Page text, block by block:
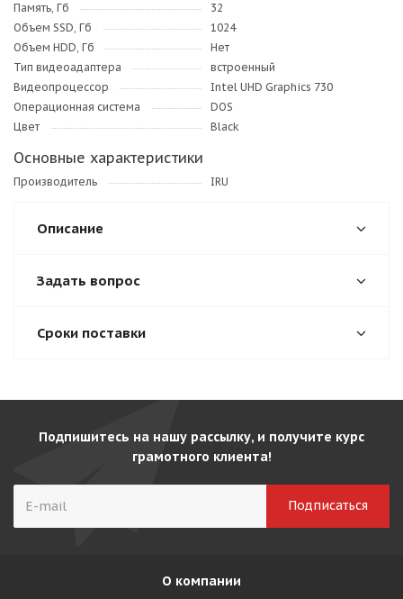
Память, Гб
32
Объем SSD, Гб
1024
Объем HDD, Гб
Нет
Тип видеоадаптера
встроенный
Видеопроцессор
Intel UHD Graphics 730
Операционная система
DOS
Цвет
Black
Основные характеристики
Производитель IRU
Описание
Задать вопрос
Сроки поставки
Подпишитесь на нашу рассылку, и получите курс
грамотного клиента!
О компании